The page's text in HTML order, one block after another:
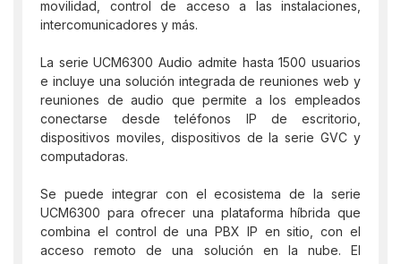
movilidad, control de acceso a las instalaciones,
intercomunicadores y más.
La serie UCM6300 Audio admite hasta 1500 usuarios
e incluye una solución integrada de reuniones web y
reuniones de audio que permite a los empleados
conectarse desde teléfonos IP de escritorio,
dispositivos moviles, dispositivos de la serie GVC y
computadoras.
Se puede integrar con el ecosistema de la serie
UCM6300 para ofrecer una plataforma híbrida que
combina el control de una PBX IP en sitio, con el
acceso remoto de una solución en la nube. El